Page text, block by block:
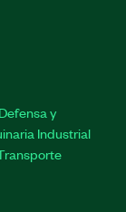
y
Industrial